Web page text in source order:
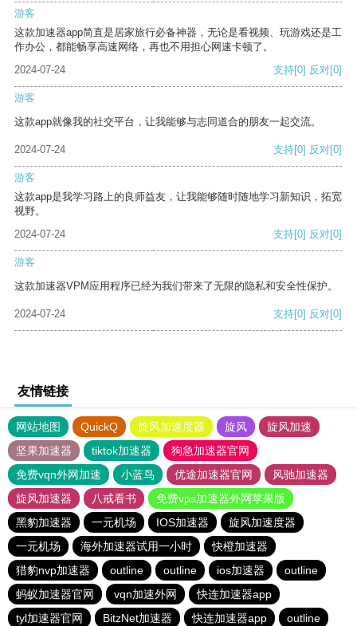
游客
这款加速器app简直是居家旅行必备神器，无论是看视频、玩游戏还是工
作办公，都能畅享高速网络，再也不用担心网速卡顿了。
2024-07-24
支持[0] 反对[0]
游客
这款app就像我的社交平台，让我能够与志同道合的朋友一起交流。
2024-07-24 支持[0] 反对[0]
游客
这款app是我学习路上的良师益友，让我能够随时随地学习新知识，拓宽
视野。
2024-07-24
支持[0] 反对[0]
游客
这款加速器VPM应用程序已经为我们带来了无限的隐私和安全性保护。
2024-07-24 支持[0] 反对[0]
友情链接
网站地图 QuickQ 旋风加速度器 旋风
旋风加速
坚果加速器
tiktok加速器
狗急加速器官网
免费vqn外网加速
小蓝鸟 优途加速器官网
风驰加速器
旋风加速器
八戒看书
免费vps加速器外网苹果版
黑豹加速器
一元机场 IOS加速器
旋风加速度器
一元机场
海外加速器试用一小时
快橙加速器
猎豹nvp加速器
outline outline ios加速器
outline
蚂蚁加速器官网
vqn加速外网
快连加速器app
tyl加速器官网
BitzNet加速器 快连加速器app outline